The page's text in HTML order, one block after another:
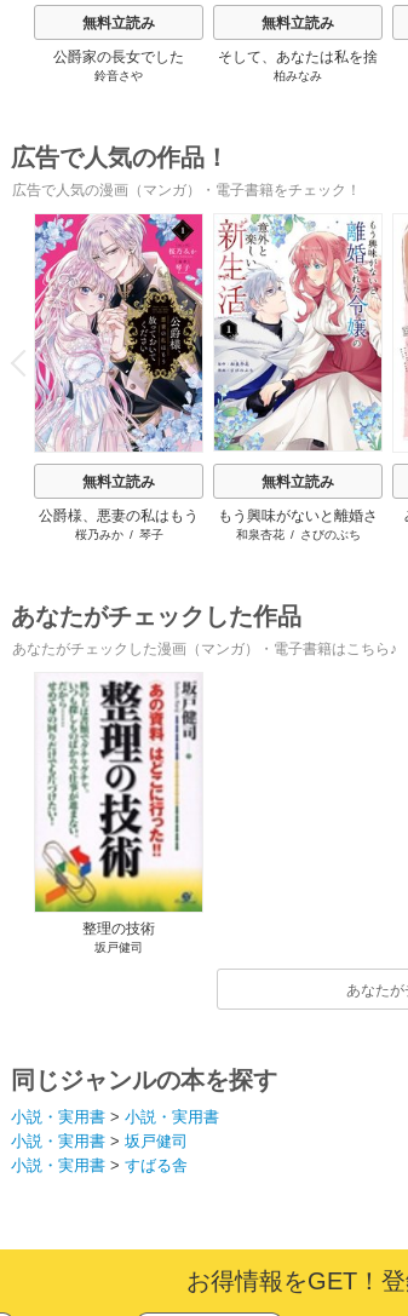
無料立読み
公爵家の長女でした
鈴音さや
無料立読み
そして、あなたは私を捨
てる
柏みなみ
広告で人気の作品！
広告で人気の漫画（マンガ）・電子書籍をチェック！
P
r
e
v
i
o
u
s
無料立読み
公爵様、悪妻の私はもう
放っておいてください
桜乃みか/ 琴子
無料立読み
もう興味がないと離婚さ
れた令嬢の意外と楽しい
和泉杏花/ さびのぶち
あなたがチェックした作品
あなたがチェックした漫画（マンガ）・電子書籍はこちら♪
整理の技術
坂戸健司
あなた
同じジャンルの本を探す
小説・実用書 > 小説・実用書
小説・実用書 > 坂戸健司
小説・実用書 > すばる舎
お得情報をGET！